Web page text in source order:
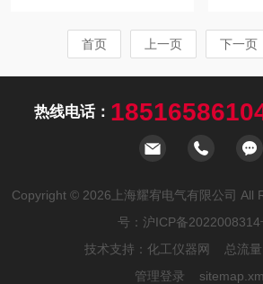
首页
上一页 下一页
热线电话：
Copyright © 2026上海耀宥电气有限公司
号： 沪ICP备2022008314
技术支持： 化工仪器网 总流量
管理登录